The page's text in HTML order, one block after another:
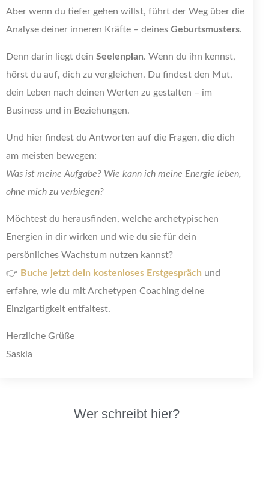
Aber wenn du tiefer gehen willst, führt der Weg über die
Analyse deiner inneren Kräfte – deines Geburtsmusters.
Denn darin liegt dein Seelenplan. Wenn du ihn kennst,
hörst du auf, dich zu vergleichen. Du findest den Mut,
dein Leben nach deinen Werten zu gestalten – im
Business und in Beziehungen.
Und hier findest du Antworten auf die Fragen, die dich
am meisten bewegen:
Was ist meine Aufgabe? Wie kann ich meine Energie leben,
ohne mich zu verbiegen?
Möchtest du herausfinden, welche archetypischen
Energien in dir wirken und wie du sie für dein
persönliches Wachstum nutzen kannst?
👉 Buche jetzt dein kostenloses Erstgespräch und
erfahre, wie du mit Archetypen Coaching deine
Einzigartigkeit entfaltest.
Herzliche Grüße
Saskia
Wer schreibt hier?